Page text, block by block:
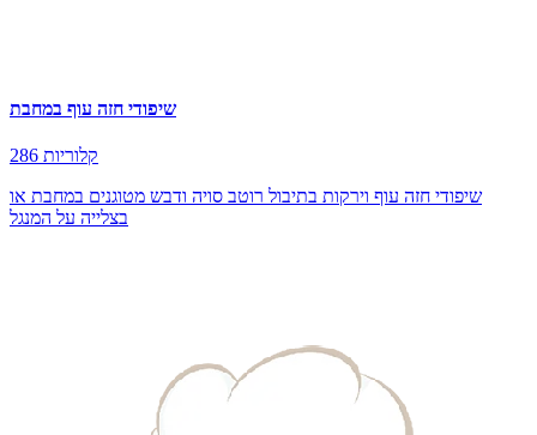
שיפודי חזה עוף במחבת
286 קלוריות
שיפודי חזה עוף וירקות בתיבול רוטב סויה ודבש מטוגנים במחבת או
בצלייה על המנגל